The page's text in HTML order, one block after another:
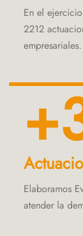
En el
2212
empresariales.
Elaboramos
atender la